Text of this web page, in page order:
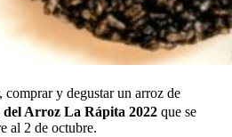
del Arroz La Rápita 2022 que se
al 2 de octubre.